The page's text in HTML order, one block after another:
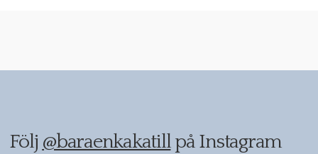
Följ @baraenkakatillpå Instagram